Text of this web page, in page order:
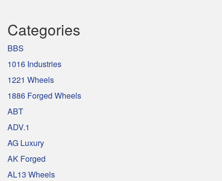
Categories
BBS
1016 Industries
1221 Wheels
1886 Forged Wheels
ABT
ADV.1
AG Luxury
AK Forged
AL13 Wheels